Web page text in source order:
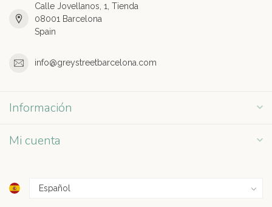
Calle Jovellanos, 1, Tienda
08001 Barcelona
Spain
info@greystreetbarcelona.com
Información
Mi cuenta